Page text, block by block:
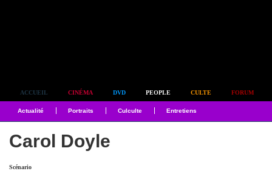
ACCUEIL CINÉMA DVD PEOPLE CULTE FORUM
Actualité Portraits Culculte Entretiens
Carol Doyle
Scénario